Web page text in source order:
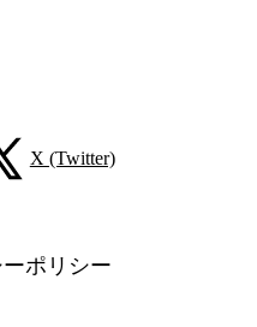
X (Twitter)
ポリシー